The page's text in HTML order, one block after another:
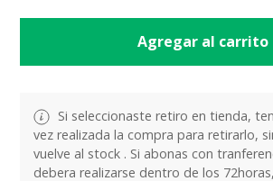
Agregar al carrito
Si seleccionaste retiro en tienda,
vez realizada la compra para retirarlo,
vuelve al stock . Si abonas con
debera realizarse dentro de los